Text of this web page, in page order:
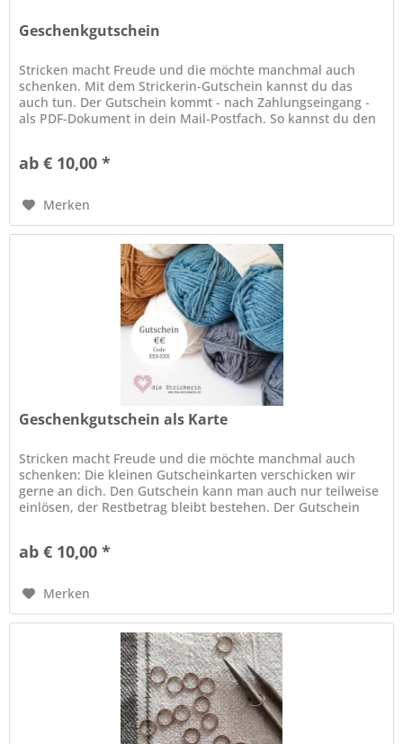
Geschenkgutschein
Stricken macht Freude und die möchte manchmal auch
schenken. Mit dem Strickerin-Gutschein kannst du das
auch tun. Der Gutschein kommt - nach Zahlungseingang -
als PDF-Dokument in dein Mail-Postfach. So kannst du den
ab € 10,00 *
Merken
Geschenkgutschein als Karte
Stricken macht Freude und die möchte manchmal auch
schenken: Die kleinen Gutscheinkarten verschicken wir
gerne an dich. Den Gutschein kann man auch nur teilweise
einlösen, der Restbetrag bleibt bestehen. Der Gutschein
ab € 10,00 *
Merken